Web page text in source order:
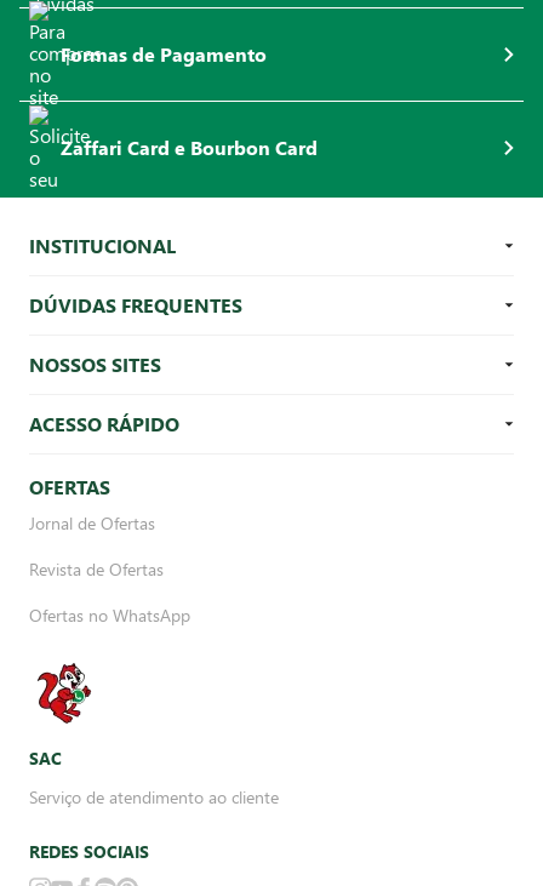
Formas de Pagamento
Zaffari Card e Bourbon Card
INSTITUCIONAL
DÚVIDAS FREQUENTES
NOSSOS SITES
ACESSO RÁPIDO
OFERTAS
Jornal de Ofertas
Revista de Ofertas
Ofertas no WhatsApp
SAC
Serviço de atendimento ao cliente
REDES SOCIAIS